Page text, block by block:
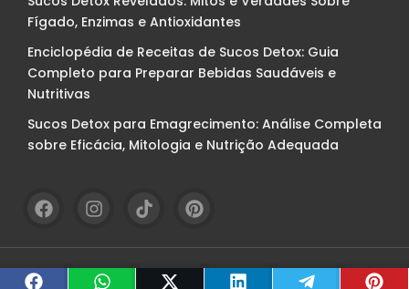
Fígado, Enzimas e Antioxidantes
Enciclopédia de Receitas de Sucos Detox: Guia
Completo para Preparar Bebidas Saudáveis e
Nutritivas
Sucos Detox para Emagrecimento: Análise Completa
sobre Eficácia, Mitologia e Nutrição Adequada
© ViaDetox. Feito com